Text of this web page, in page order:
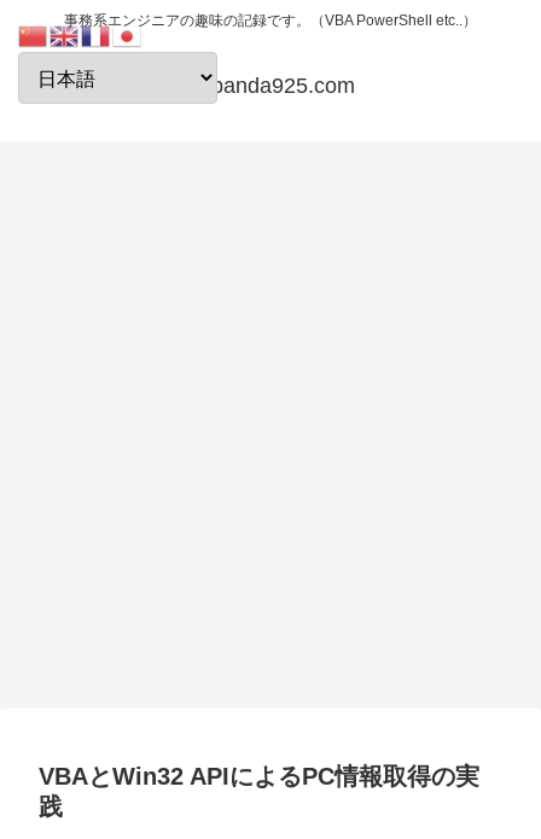
事務系エンジニアの趣味の記録です。（VBA PowerShell etc..）
papanda925.com
VBAとWin32 APIによるPC情報取得の実
践